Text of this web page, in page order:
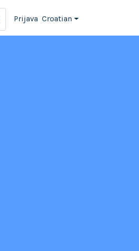
Prijava Croatian